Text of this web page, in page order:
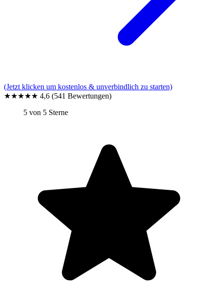
(Jetzt klicken um kostenlos & unverbindlich zu starten)
★★★★★ 4,6 (541 Bewertungen)
5 von 5 Sterne